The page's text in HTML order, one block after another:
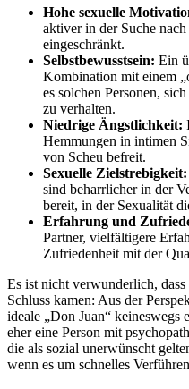
Hohe sexuelle
aktiver in der Suche
eingeschränkt.
Selbstbewusstsein: Ein
Kombination mit einem
es solchen Personen,
zu verhalten.
Niedrige Ängstlichkeit:
Hemmungen in intimen
von Scheu befreit.
Sexuelle Zielstrebigkeit:
sind beharrlicher in der
bereit, in der Sexualität
Erfahrung und
Partner, vielfältigere
Zufriedenheit mit der
Es ist nicht verwunderlich,
Schluss kamen: Aus der
ideale „Don Juan“ keineswegs
eher eine Person mit
die als sozial unerwünscht
wenn es um schnelles